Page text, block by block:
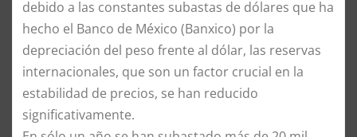
debido a las constantes subastas de dólares que ha
hecho el Banco de México (Banxico) por la
depreciación del peso frente al dólar, las reservas
internacionales, que son un factor crucial en la
estabilidad de precios, se han reducido
significativamente.